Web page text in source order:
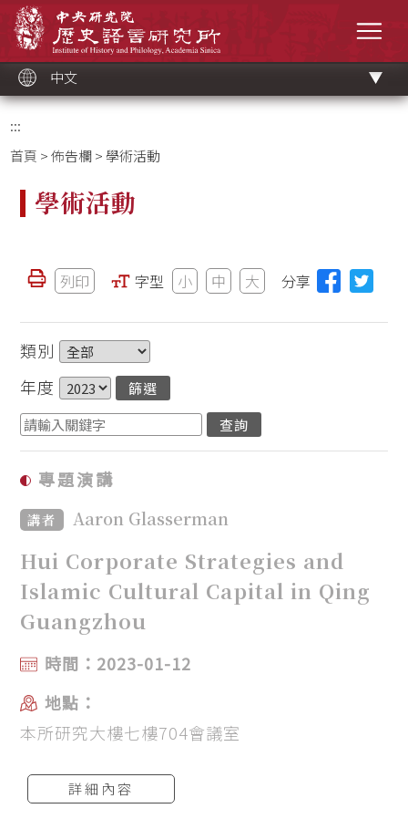
中文
:::
首頁 >佈告欄> 學術活動
學術活動
列印 字型 小 中 大 分享
類別
年度
專題演講
講者 Aaron Glasserman
Hui Corporate Strategies and
Islamic Cultural Capital in Qing
Guangzhou
時間：2023-01-12
地點：
本所研究大樓七樓704會議室
詳細內容